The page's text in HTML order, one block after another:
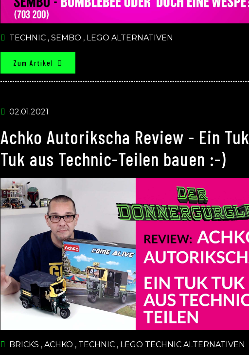
TECHNIC , SEMBO , LEGO ALTERNATIVEN
Zum Artikel
02.01.2021
Achko Autorikscha Review - Ein Tuk
Tuk aus Technic-Teilen bauen :-)
BRICKS , ACHKO , TECHNIC , LEGO TECHNIC ALTERNATIVEN